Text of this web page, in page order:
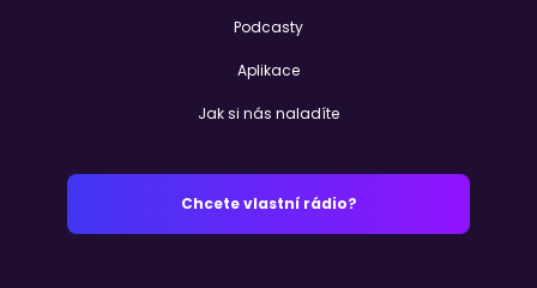
Podcasty
Aplikace
Jak si nás naladíte
Chcete vlastní rádio?